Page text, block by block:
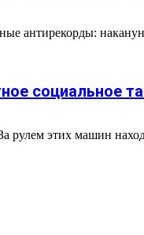
антирекорды:
социальное
рулем этих машин